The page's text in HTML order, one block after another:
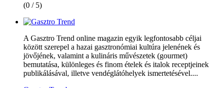
(0 / 5)
A Gasztro Trend online magazin egyik legfontosabb céljai
között szerepel a hazai gasztronómiai kultúra jelenének és
jövőjének, valamint a kulináris művészetek (gourmet)
bemutatása, különleges és finom ételek és italok receptjeinek
publikálásával, illetve vendéglátóhelyek ismertetésével....